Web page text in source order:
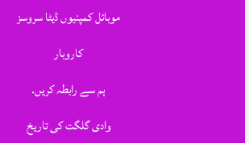
موبائل کمپنیوں ڈیٹا سروسز
کاروبار
ہم سے رابطہ کریں.
وادی گلگت کی تاریخ